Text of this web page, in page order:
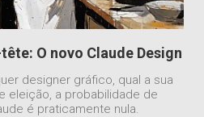
O novo Claude Design
designer gráfico, qual a sua
eleição, a probabilidade de
é praticamente nula.